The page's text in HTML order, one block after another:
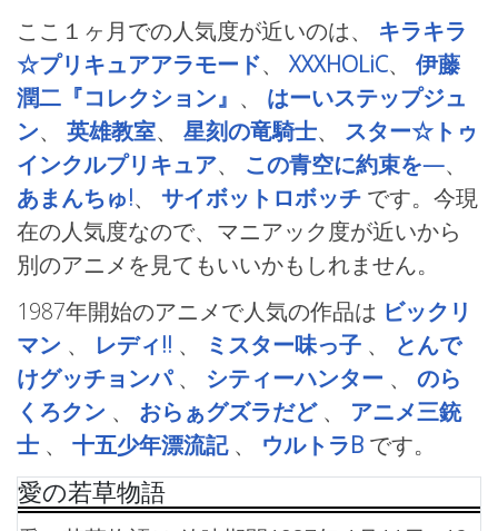
ここ１ヶ月での人気度が近いのは、 キラキラ
☆プリキュアアラモード、 XXXHOLiC、 伊藤
潤二『コレクション』 、 はーいステップジュ
ン、 英雄教室、 星刻の竜騎士、 スター☆トゥ
インクルプリキュア、 この青空に約束を—、
あまんちゅ!、 サイボットロボッチ です。今現
在の人気度なので、マニアック度が近いから
別のアニメを見てもいいかもしれません。
1987年開始のアニメで人気の作品は ビックリ
マン 、 レディ!! 、 ミスター味っ子 、
とんで
けグッチョンパ、 シティーハンター 、 のら
くろクン 、 おらぁグズラだど、 アニメ三銃
士 、 十五少年漂流記、 ウルトラB です。
愛の若草物語